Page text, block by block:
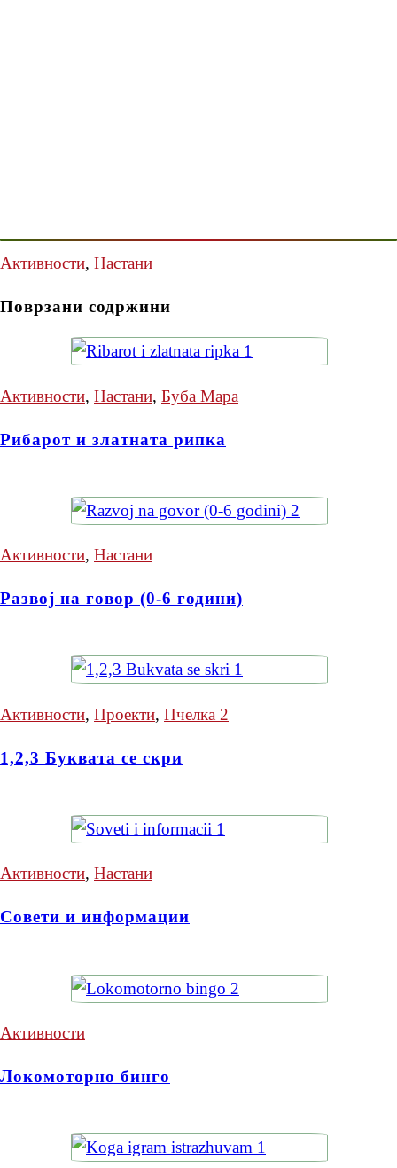
Активности, Настани
Поврзани содржини
Активности, Настани, Буба Мара
Рибарот и златната рипка
Активности, Настани
Развој на говор (0-6 години)
Активности, Проекти, Пчелка 2
1,2,3 Буквата се скри
Активности, Настани
Совети и информации
Активности
Локомоторно бинго